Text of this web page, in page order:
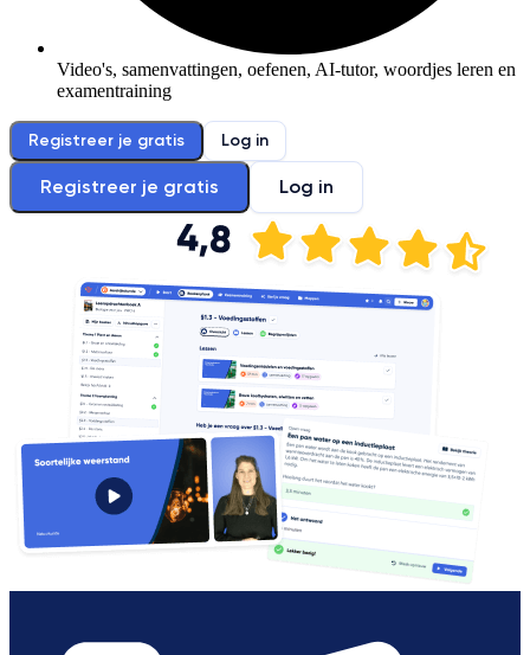
Video's, samenvattingen, oefenen, AI-tutor, woordjes leren en
examentraining
Registreer je gratis Log in
Registreer je gratis Log in